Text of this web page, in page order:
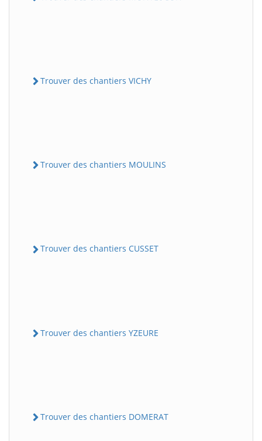
Trouver des chantiers VICHY
Trouver des chantiers MOULINS
Trouver des chantiers CUSSET
Trouver des chantiers YZEURE
Trouver des chantiers DOMERAT